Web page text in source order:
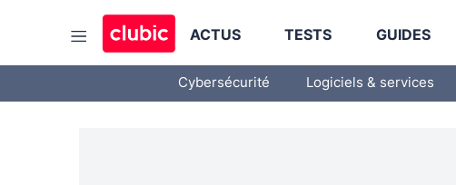
ACTUS TESTS GUIDES
Cybersécurité Logiciels & services